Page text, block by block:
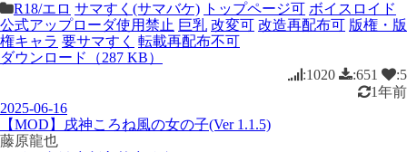
R18/エロ サマすく(サマバケ) トップページ可 ボイスロイド
公式アップローダ使用禁止 巨乳 改変可 改造再配布可 版権・版
権キャラ 要サマすく 転載再配布不可
ダウンロード（287 KB）
:1020
:651
:5
1年前
2025-06-16
【MOD】戌神ころね風の女の子(Ver 1.1.5)
藤原龍也